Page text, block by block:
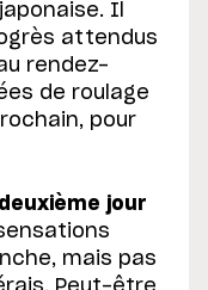
Il
attendus
rendez-
de roulage
pour
jour
mais pas